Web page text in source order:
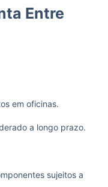
Entre
em oficinas.
a longo prazo.
sujeitos a